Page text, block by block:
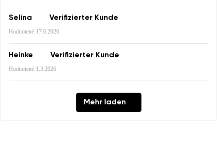
Bestätigen
Selina Verifizierter Kunde
Hodnotené 17.6.2026
Heinke Verifizierter Kunde
Hodnotené 1.3.2026
Mehr laden
Bewertung
Ich bin mit der Verarbeitung der eingegebenen